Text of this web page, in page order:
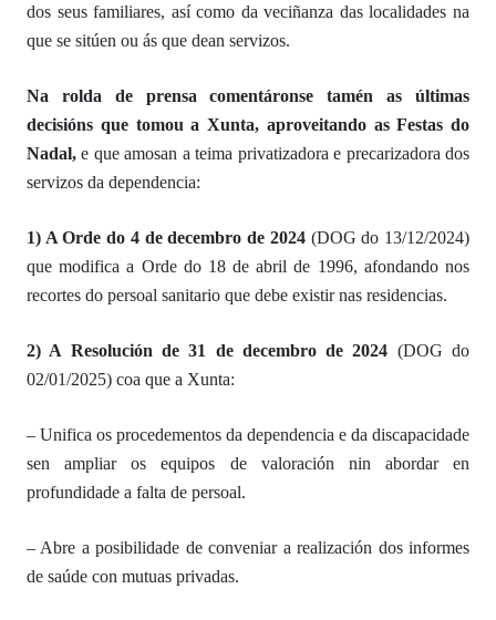
dos seus familiares, así como da veciñanza das localidades na
que se sitúen ou ás que dean servizos.
Na rolda de prensacomentáronse taménas últimas
decisións que tomou a Xunta, aproveitando as Festas do
Nadal, e queamosan a teima privatizadora e precarizadora dos
servizos da dependencia:
1) AOrde do 4 de decembro de 2024 (DOG do 13/12/2024)
quemodifica a Orde do 18 de abril de 1996, afondandonos
recortes do persoal sanitario que debe existir nas residencias.
2) A Resolución de 31 de decembro de 2024 (DOG do
02/01/2025) coa que a Xunta:
– Unifica os procedementos da dependencia e da discapacidade
sen ampliaros equipos de valoración nin abordar en
profundidade a falta de persoal.
– Abre a posibilidade de conveniar a realización dos informes
de saúde con mutuas privadas.